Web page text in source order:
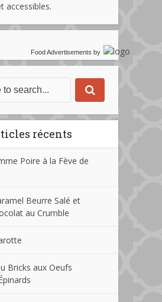
accessibles.
Food Advertisements by
récents
Poire à la Fève de
Beurre Salé et
au Crumble
Bricks aux Oeufs